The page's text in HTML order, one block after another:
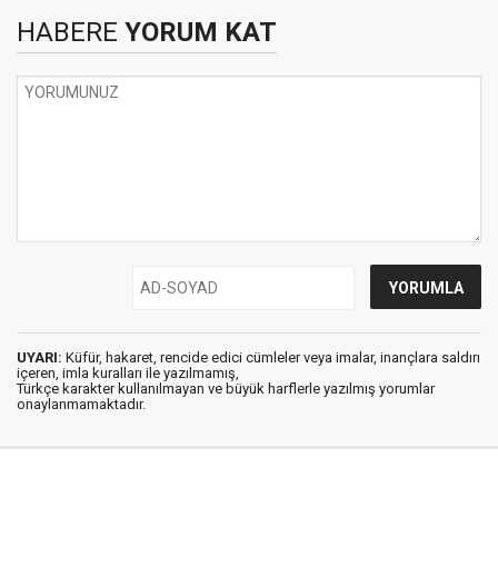
HABERE YORUM KAT
UYARI: Küfür, hakaret, rencide edici cümleler veya imalar, inançlara saldırı
içeren, imla kuralları ile yazılmamış,
Türkçe karakter kullanılmayan ve büyük harflerle yazılmış yorumlar
onaylanmamaktadır.